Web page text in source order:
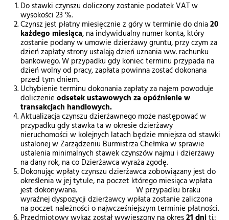
Do stawki czynszu doliczony zostanie podatek VAT w
wysokości 23 %.
Czynsz jest płatny miesięcznie z góry w terminie do dnia20
każdego miesiąca, na indywidualny numer konta, który
zostanie podany w umowie dzierżawy gruntu, przy czym za
dzień zapłaty strony ustalają dzień uznania ww. rachunku
bankowego. W przypadku gdy koniec terminu przypada na
dzień wolny od pracy, zapłata powinna zostać dokonana
przed tym dniem.
Uchybienie terminu dokonania zapłaty za najem powoduje
doliczenieodsetek ustawowych za opóźnienie w
transakcjach handlowych.
Aktualizacja czynszu dzierżawnego może następować w
przypadku gdy stawka ta w okresie dzierżawy
nieruchomości w kolejnych latach będzie mniejsza od stawki
ustalonej w Zarządzeniu Burmistrza Chełmka w sprawie
ustalenia minimalnych stawek czynszów najmu i dzierżawy
na dany rok, na co Dzierżawca wyraża zgodę.
Dokonując wpłaty czynszu dzierżawca zobowiązany jest do
określenia w jej tytule, na poczet którego miesiąca wpłata
jest dokonywana. W przypadku braku
wyraźnej dyspozycji dzierżawcy wpłata zostanie zaliczona
na poczet należności o najwcześniejszym terminie płatności.